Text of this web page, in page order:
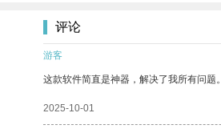
评论
游客
这款软件简直是神器，解决了我所有问题。
2025-10-01